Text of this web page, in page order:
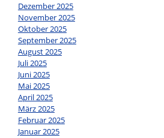
Dezember 2025
November 2025
Oktober 2025
September 2025
August 2025
Juli 2025
Juni 2025
Mai 2025
April 2025
März 2025
Februar 2025
Januar 2025